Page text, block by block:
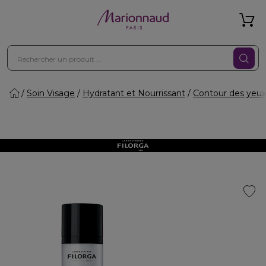
Soin Visage Hydratant et Nourrissant Contour des yeux